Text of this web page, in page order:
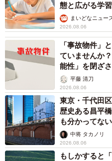
態と広がる学
まいどなニュー
2026.08.06
「事故物件」
ていませんか
能性」を閉ざ
平藤 清刀
2026.08.06
東京・千代田
歴史ある昌平
も分かってな
して」中将 タカノリ
2026.08.06
もしかすると